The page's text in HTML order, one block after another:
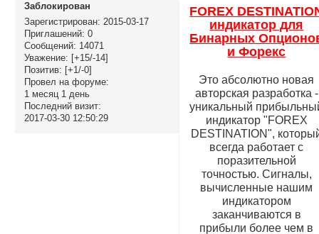
Заблокирован
Зарегистрирован: 2015-03-17
Приглашений: 0
Сообщений: 14071
Уважение: [+15/-14]
Позитив: [+1/-0]
Провел на форуме:
1 месяц 1 день
Последний визит:
2017-03-30 12:50:29
FOREX
индикатор для
Бинарных
и Форекс
Это абсолютно новая
авторская разработка -
уникальный
индикатор "FOREX
DESTINATION",
всегда работает с
поразительной
точностью. Сигналы,
вычисленные нашим
индикатором
заканчиваются в
прибыли более чем в